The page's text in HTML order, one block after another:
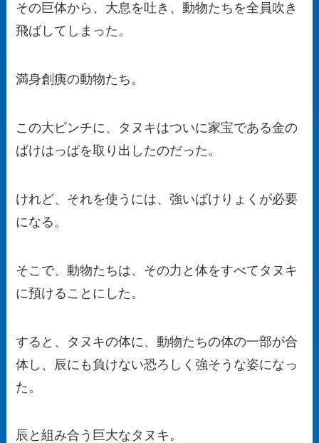
その巨体から、大息を吐き、動物たちを全員吹き
飛ばしてしまった。
満身創痍の動物たち。
この大ピンチに、タヌキはついに家宝である金の
ばけはっぱを取り出したのだった。
けれど、それを使うには、強いばけりょくが必要
になる。
そこで、動物たちは、その力と体をすべてタヌキ
に預けることにした。
すると、タヌキの体に、動物たちの体の一部が合
体し、辰にも負けない恐ろしく強そうな姿になっ
た。
辰と組み合う巨大なタヌキ。